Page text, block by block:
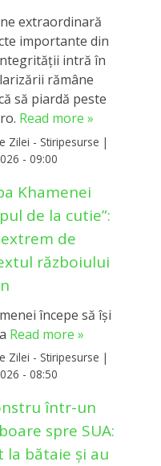
extraordinară
importante din
intră în
rămâne
să piardă peste
Read more »
Zilei - Stiripesurse |
- 09:00
Khamenei
de la cutie”:
de
războiului
începe să își
Read more »
Zilei - Stiripesurse |
- 08:50
într-un
spre SUA:
la bătaie și au